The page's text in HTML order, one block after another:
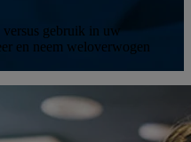
versus gebruik in uw
en neem weloverwogen